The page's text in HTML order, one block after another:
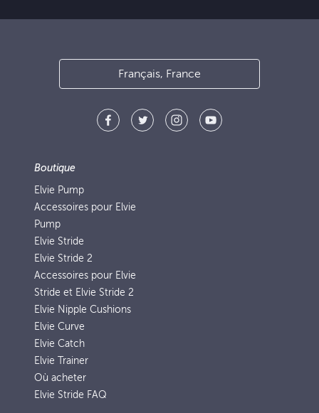
Français, France
Boutique
Elvie Pump
Accessoires pour Elvie
Pump
Elvie Stride
Elvie Stride 2
Accessoires pour Elvie
Stride et Elvie Stride 2
Elvie Nipple Cushions
Elvie Curve
Elvie Catch
Elvie Trainer
Où acheter
Elvie Stride FAQ